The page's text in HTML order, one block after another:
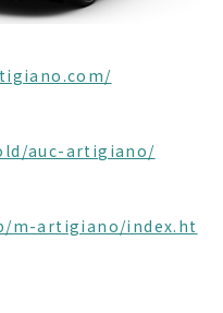
auc-artigiano/
m-artigiano/index.ht